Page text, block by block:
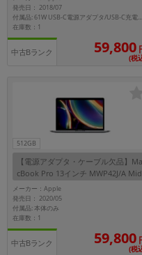
発売日： 2018/07
付属品: 61W USB-C電源アダプタ/USB-C充電ケーブル
在庫数：1
中古Bランク 59,800
(税
512GB
【電源アダプタ・ケーブル欠品】Ma
cBook Pro 13インチ MWP42J/A Mid
2020 スペースグレイ【Core i5(2.0G
Hz)/16GB/512GB SSD】
メーカー：Apple
発売日： 2020/05
付属品: 本体のみ
在庫数：1
中古Bランク 59,800
(税
「5G対応」「防水」「ワンセグ」など
ドライブ
ドライブの絞り込み
「新品」「未使用」「中古」など
CPUの絞り込み
OS
メモリ